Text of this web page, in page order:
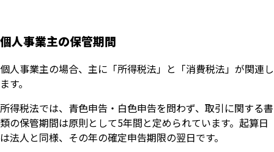
個人事業主の保管期間
個人事業主の場合、主に「所得税法」と「消費税法」が関連し
ます。
所得税法では、青色申告・白色申告を問わず、取引に関する書
類の保管期間は原則として5年間と定められています。起算日
は法人と同様、その年の確定申告期限の翌日です。